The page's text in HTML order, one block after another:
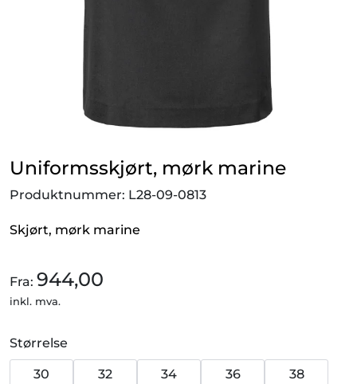
Uniformsskjørt, mørk marine
Produktnummer: L28-09-0813
Skjørt, mørk marine
Fra: 944,00
inkl. mva.
Størrelse
30 32 34 36
38